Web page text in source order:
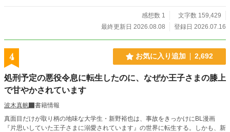
死に戻り王太子。 二人が二度目の人生で選ぶ、本当の未来とは――
感想数 1
文字数 159,429
最終更新日 2026.08.08
登録日 2026.07.16
4 お気に入り追加 2,692
処刑予定の悪役令息に転生したのに、なぜか王子さまの膝上
で甘やかされています
波木真帆
書籍情報
真面目だけが取り柄の地味な大学生・新野裕也は、事故をきっかけにBL漫画
『片思いしていた王子さまに溺愛されています』の世界に転生する。しかも、新